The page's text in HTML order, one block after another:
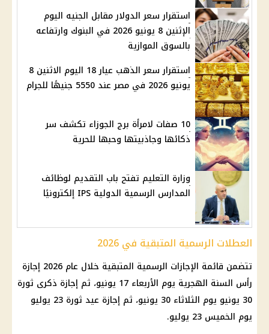
استقرار سعر الدولار مقابل الجنيه اليوم
الإثنين 8 يونيو 2026 في البنوك وارتفاعه
بالسوق الموازية
استقرار سعر الذهب عيار 18 اليوم الاثنين 8
يونيو 2026 في مصر عند 5550 جنيهًا للجرام
10 صفات لامرأة برج الجوزاء تكشف سر
ذكائها وجاذبيتها وحبها للحرية
وزارة التعليم تفتح باب التقديم لوظائف
المدارس الرسمية الدولية IPS إلكترونيًا
العطلات الرسمية المتبقية في 2026
تتضمن قائمة الإجازات الرسمية المتبقية خلال عام 2026
إجازة
رأس السنة الهجرية يوم الأربعاء 17 يونيو، ثم إجازة ذكرى ثورة
30 يونيو
يوم الثلاثاء 30 يونيو، ثم إجازة
عيد ثورة 23 يوليو
يوم الخميس 23 يوليو.